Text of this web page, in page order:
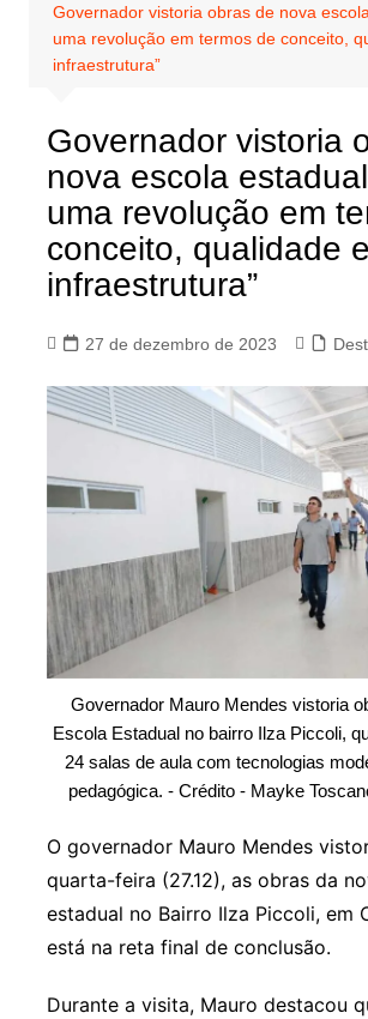
Governador vistoria obras de nova
uma revolução em termos de conceito,
infraestrutura”
Governador vistoria
nova escola
uma revolução em
conceito, qualidade e
infraestrutura”
27 de dezembro de 2023
Governador Mauro Mendes vistoria
Escola Estadual no bairro Ilza Piccoli,
24 salas de aula com tecnologias
pedagógica. - Crédito - Mayke
O governador Mauro Mendes
quarta-feira (27.12), as obras da
estadual no Bairro Ilza Piccoli, em
está na reta final de conclusão.
Durante a visita, Mauro destacou